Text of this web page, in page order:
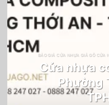
BÁO GIÁ CỬA NHỰA GIẢ GỖ CỬA
Cửa nhựa
Phường